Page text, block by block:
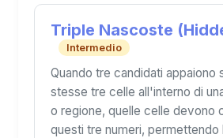
Triple Nascoste
Intermedio
Quando tre candidati appaiono
stesse tre celle all'interno di
o regione, quelle celle devono
questi tre numeri, permettendo